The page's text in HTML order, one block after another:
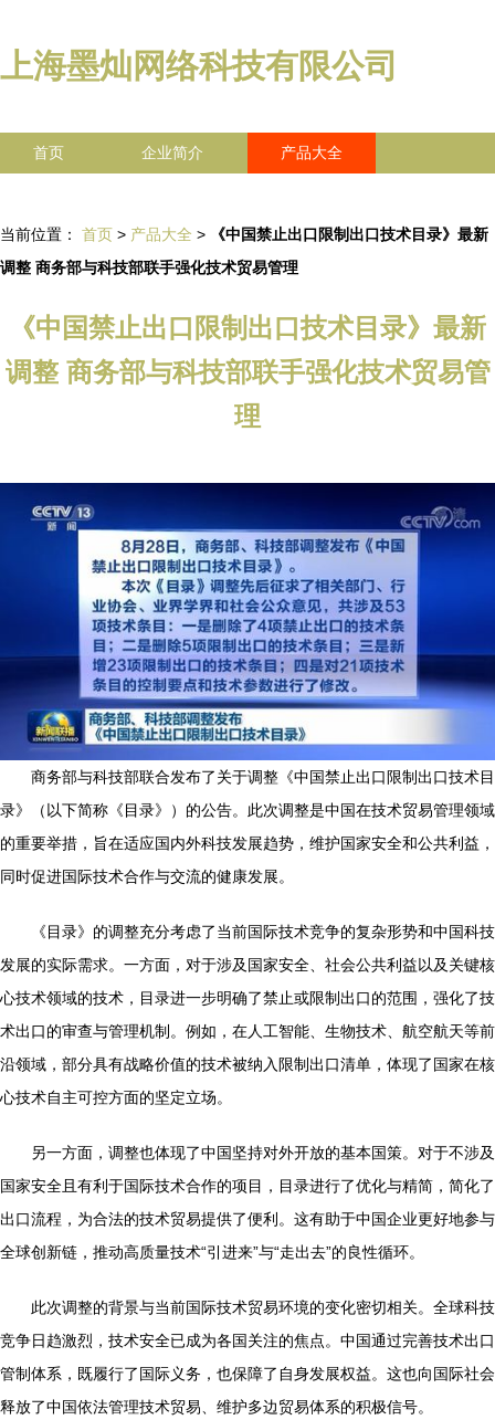
上海墨灿网络科技有限公司
首页 企业简介 产品大全
当前位置： 首页 > 产品大全 >
《中国禁止出口限制出口技术目录》最新
调整 商务部与科技部联手强化技术贸易管理
《中国禁止出口限制出口技术目录》最新
调整 商务部与科技部联手强化技术贸易管
理
商务部与科技部联合发布了关于调整《中国禁止出口限制出口技术目
录》（以下简称《目录》）的公告。此次调整是中国在技术贸易管理领域
的重要举措，旨在适应国内外科技发展趋势，维护国家安全和公共利益，
同时促进国际技术合作与交流的健康发展。
《目录》的调整充分考虑了当前国际技术竞争的复杂形势和中国科技
发展的实际需求。一方面，对于涉及国家安全、社会公共利益以及关键核
心技术领域的技术，目录进一步明确了禁止或限制出口的范围，强化了技
术出口的审查与管理机制。例如，在人工智能、生物技术、航空航天等前
沿领域，部分具有战略价值的技术被纳入限制出口清单，体现了国家在核
心技术自主可控方面的坚定立场。
另一方面，调整也体现了中国坚持对外开放的基本国策。对于不涉及
国家安全且有利于国际技术合作的项目，目录进行了优化与精简，简化了
出口流程，为合法的技术贸易提供了便利。这有助于中国企业更好地参与
全球创新链，推动高质量技术“引进来”与“走出去”的良性循环。
此次调整的背景与当前国际技术贸易环境的变化密切相关。全球科技
竞争日趋激烈，技术安全已成为各国关注的焦点。中国通过完善技术出口
管制体系，既履行了国际义务，也保障了自身发展权益。这也向国际社会
释放了中国依法管理技术贸易、维护多边贸易体系的积极信号。